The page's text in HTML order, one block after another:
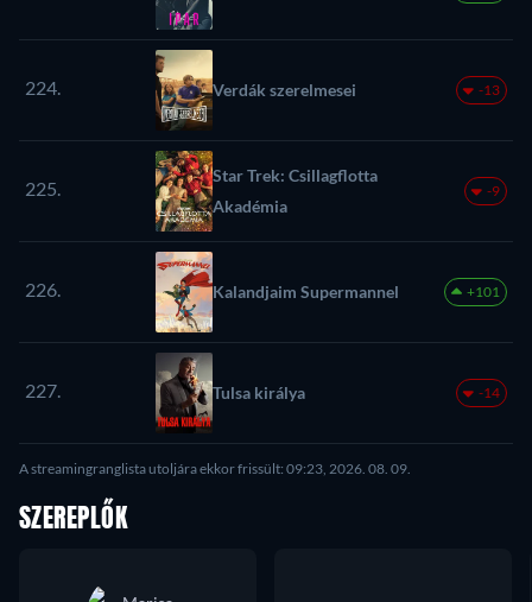
224. Verdák szerelmesei -13
225.
Star Trek: Csillagflotta
Akadémia
-9
226. Kalandjaim Supermannel +101
227. Tulsa királya -14
A streamingranglista utoljára ekkor frissült: 09:23, 2026. 08. 09.
SZEREPLŐK